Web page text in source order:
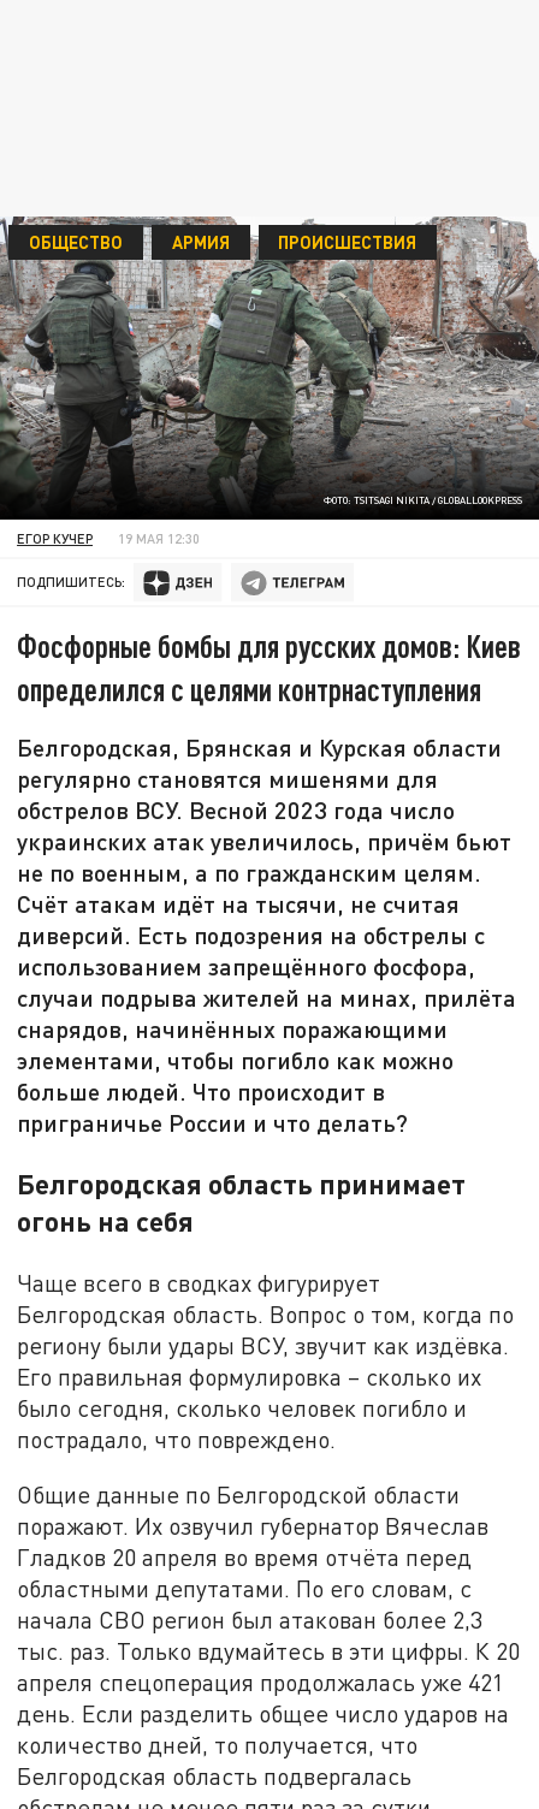
ФОТО: TSITSAGI NIKITA / GLOBALLOOKPRESS
ОБЩЕСТВО АРМИЯ ПРОИСШЕСТВИЯ
ЕГОР КУЧЕР 19 МАЯ 12:30
ПОДПИШИТЕСЬ:
Фосфорные бомбы для русских домов: Киев
определился с целями контрнаступления
Белгородская, Брянская и Курская области
регулярно становятся мишенями для
обстрелов ВСУ. Весной 2023 года число
украинских атак увеличилось, причём бьют
не по военным, а по гражданским целям.
Счёт атакам идёт на тысячи, не считая
диверсий. Есть подозрения на обстрелы с
использованием запрещённого фосфора,
случаи подрыва жителей на минах, прилёта
снарядов, начинённых поражающими
элементами, чтобы погибло как можно
больше людей. Что происходит в
приграничье России и что делать?
Белгородская область принимает
огонь на себя
Чаще всего в сводках фигурирует
Белгородская область. Вопрос о том, когда по
региону были удары ВСУ, звучит как издёвка.
Его правильная формулировка – сколько их
было сегодня, сколько человек погибло и
пострадало, что повреждено.
Общие данные по Белгородской области
поражают. Их озвучил губернатор Вячеслав
Гладков 20 апреля во время отчёта перед
областными депутатами. По его словам, с
начала СВО регион был атакован более 2,3
тыс. раз. Только вдумайтесь в эти цифры. К 20
апреля спецоперация продолжалась уже 421
день. Если разделить общее число ударов на
количество дней, то получается, что
Белгородская область подвергалась